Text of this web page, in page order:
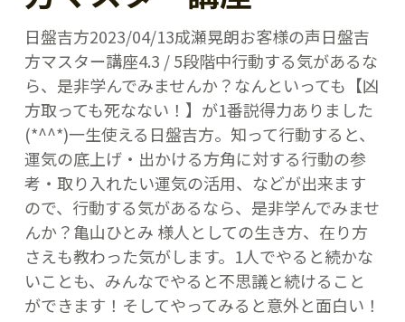
日盤吉方2023/04/13成瀬晃朗お客様の声日盤吉
方マスター講座4.3 / 5段階中行動する気があるな
ら、是非学んでみませんか？なんといっても【凶
方取っても死なない！】が1番説得力ありました
(*^^*)一生使える日盤吉方。知って行動すると、
運気の底上げ・出かける方角に対する行動の参
考・取り入れたい運気の活用、などが出来ます
ので、行動する気があるなら、是非学んでみませ
んか？亀山ひとみ 様人としての生き方、在り方
さえも教わった気がします。1人でやると続かな
いことも、みんなでやると不思議と続けること
ができます！そしてやってみると意外と面白い！